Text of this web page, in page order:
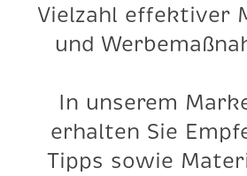
Vielzahl effektiver
und
In unserem
erhalten Sie
Tipps sowie